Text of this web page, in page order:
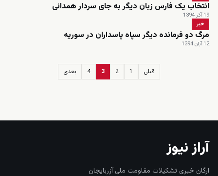
انتخاب یک فارس زبان دیگر به جای سردار همدانی
19 آذر 1394
خبر
مرگ دو فرمانده دیگر سپاه پاسداران در سوریه
12 آبان 1394
قبلی 1
2
3
4 بعدی
آراز نیوز
ارگان خبری تشکیلات مقاومت ملی آزربایجان